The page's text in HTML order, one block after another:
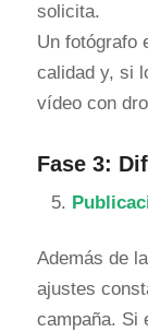
solicita.
Un fotógrafo
calidad y, si
vídeo con
Fase 3:
Además de
ajustes
campaña. Si